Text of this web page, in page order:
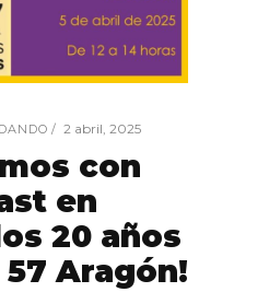
2 abril, 2025
con
en
20 años
Aragón!